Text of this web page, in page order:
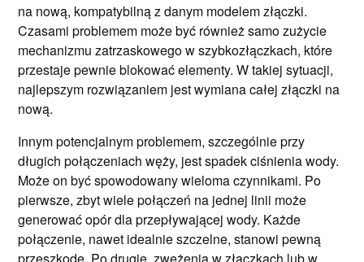
na nową, kompatybilną z danym modelem złączki.
Czasami problemem może być również samo zużycie
mechanizmu zatrzaskowego w szybkozłączkach, które
przestaje pewnie blokować elementy. W takiej sytuacji,
najlepszym rozwiązaniem jest wymiana całej złączki na
nową.
Innym potencjalnym problemem, szczególnie przy
długich połączeniach węży, jest spadek ciśnienia wody.
Może on być spowodowany wieloma czynnikami. Po
pierwsze, zbyt wiele połączeń na jednej linii może
generować opór dla przepływającej wody. Każde
połączenie, nawet idealnie szczelne, stanowi pewną